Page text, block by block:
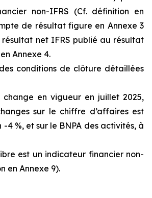
non-IFRS (Cf. définition en
de résultat figure en Annexe 3
net IFRS publié au résultat
Annexe 4.
conditions de clôture détaillées
en vigueur en juillet 2025,
sur le chiffre d’affaires est
-4 %, et sur le BNPA des activités, à
est un indicateur financier non-
en Annexe 9).